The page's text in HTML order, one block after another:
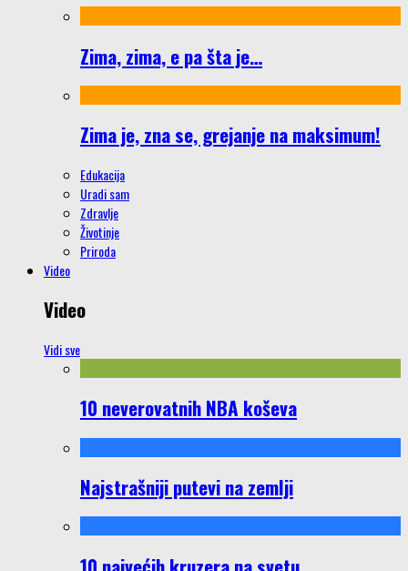
Zima, zima, e pa šta je…
Zima je, zna se, grejanje na maksimum!
Edukacija
Uradi sam
Zdravlje
Životinje
Priroda
Video
Video
Vidi sve
10 neverovatnih NBA koševa
Najstrašniji putevi na zemlji